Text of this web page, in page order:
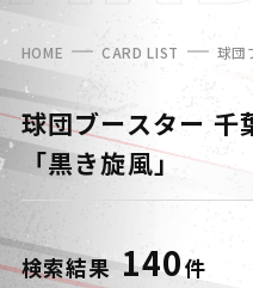
HOME CARD LIST 球団
球団ブースター 千
「黒き旋風」
検索結果 140件